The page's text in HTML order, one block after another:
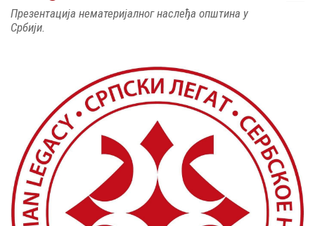
Презентација нематеријалног наслеђа општина у
Србији.